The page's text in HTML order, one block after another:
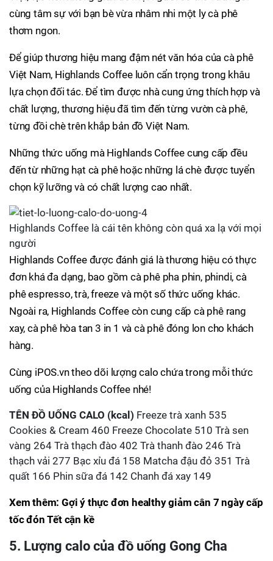
cùng tâm sự với bạn bè vừa nhâm nhi một ly cà phê
thơm ngon.
Để giúp thương hiệu mang đậm nét văn hóa của cà phê
Việt Nam, Highlands Coffee luôn cẩn trọng trong khâu
lựa chọn đối tác. Để tìm được nhà cung ứng thích hợp và
chất lượng, thương hiệu đã tìm đến từng vườn cà phê,
từng đồi chè trên khắp bản đồ Việt Nam.
Những thức uống mà Highlands Coffee cung cấp đều
đến từ những hạt cà phê hoặc những lá chè được tuyển
chọn kỹ lưỡng và có chất lượng cao nhất.
Highlands Coffee là cái tên không còn quá xa lạ với mọi
người
Highlands Coffee được đánh giá là thương hiệu có thực
đơn khá đa dạng, bao gồm cà phê pha phin, phindi, cà
phê espresso, trà, freeze và một số thức uống khác.
Ngoài ra, Highlands Coffee còn cung cấp cà phê rang
xay, cà phê hòa tan 3 in 1 và cà phê đóng lon cho khách
hàng.
Cùng iPOS.vn theo dõi lượng calo chứa trong mỗi thức
uống của Highlands Coffee nhé!
TÊN ĐỒ UỐNG CALO (kcal) Freeze trà xanh 535
Cookies & Cream 460 Freeze Chocolate 510 Trà sen
vàng 264 Trà thạch đào 402 Trà thanh đào 246 Trà
thạch vải 277 Bạc xỉu đá 158 Matcha đậu đỏ 351 Trà
quất 166 Phin sữa đá 142 Chanh đá xay 149
Xem thêm:Gợi ý thực đơn healthy giảm cân 7 ngày cấp
tốc đón Tết cận kề
5. Lượng calo của đồ uống Gong Cha